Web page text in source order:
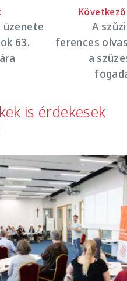
üzenete
63.
A
ferences
a
is érdekesek